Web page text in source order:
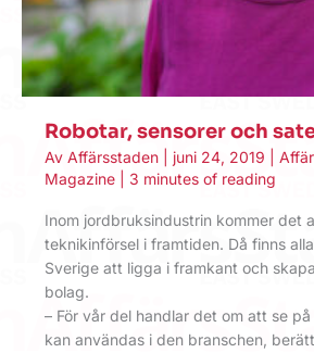
Robotar, sensorer och
Av Affärsstaden juni 24, 2019
Magazine
3 minutes of reading
Inom jordbruksindustrin kommer det
teknikinförsel i framtiden. Då finns
Sverige att ligga i framkant och
bolag.
– För vår del handlar det om att se
kan användas i den branschen,